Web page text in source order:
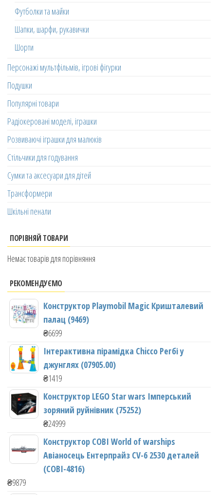
Футболки та майки
Шапки, шарфи, рукавички
Шорти
Персонажі мультфільмів, ігрові фігурки
Подушки
Популярні товари
Радіокеровані моделі, іграшки
Розвиваючі іграшки для малюків
Стільчики для годування
Сумки та аксесуари для дітей
Трансформери
Шкільні пенали
ПОРІВНЯЙ ТОВАРИ
Немає товарів для порівняння
РЕКОМЕНДУЄМО
Конструктор Playmobil Magic Кришталевий
палац (9469)
₴6699
Інтерактивна пірамідка Chicco Регбі у
джунглях (07905.00)
₴1419
Конструктор LEGO Star wars Імперський
зоряний руйнівник (75252)
₴24999
Конструктор COBI World of warships
Авіаносець Ентерпрайз CV-6 2530 деталей
(COBI-4816)
₴9879